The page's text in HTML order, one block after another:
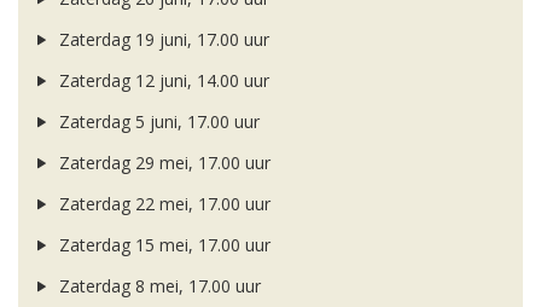
Zaterdag 19 juni, 17.00 uur
Zaterdag 12 juni, 14.00 uur
Zaterdag 5 juni, 17.00 uur
Zaterdag 29 mei, 17.00 uur
Zaterdag 22 mei, 17.00 uur
Zaterdag 15 mei, 17.00 uur
Zaterdag 8 mei, 17.00 uur